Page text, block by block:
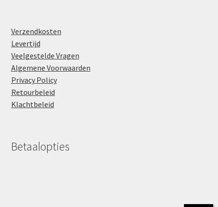
Verzendkosten
Levertijd
Veelgestelde Vragen
Algemene Voorwaarden
Privacy Policy
Retourbeleid
Klachtbeleid
Betaalopties